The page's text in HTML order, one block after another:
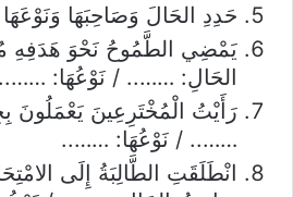
حَدِدِ الحَالَ وَصَاحِبَهَا
يَمْضِي الطَّمُوحُ نَحْوَ هَدَفِهِ
الحَالِ: …….. / نَوْعُهَا: ……..
رَأَيْتُ الْمُخْتَرِعِينَ يَعْمَلُونَ
…….. / نَوْعُهَا: ……..
انْطَلَقَتِ الطَّالِبَةُ إِلَى